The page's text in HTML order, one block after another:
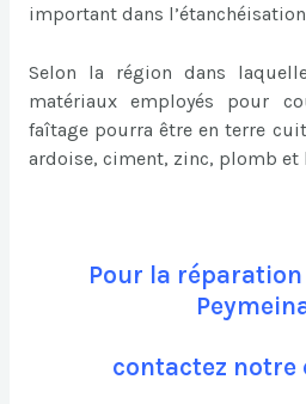
important dans
Selon la région dans
matériaux employés pour
faîtage pourra être en terre
ardoise, ciment, zinc, plomb et
Pour la
contactez notre